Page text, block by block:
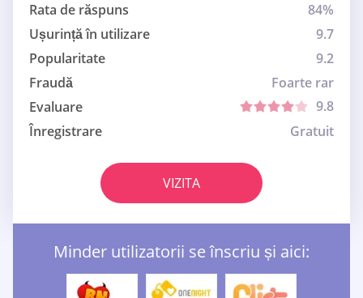
Rata de răspuns
84%
Ușurință în utilizare
9.7
Popularitate
9.2
Fraudă
Foarte rar
Evaluare
9.8
Înregistrare
Gratuit
VIZITA
Minder utilizatorii se înscriu și aici: